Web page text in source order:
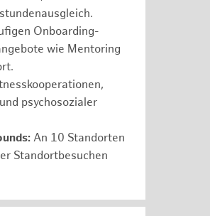
Onboarding-
wie Mentoring
psychosozialer
An 10 Standorten
Standortbesuchen